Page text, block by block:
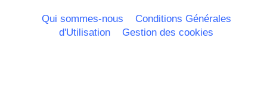
Poitou Charentes
Principauté de Monaco
Provence Alpes Cote d'Azur -
Qui sommes-nous
Conditions Générales
d'Utilisation
Gestion des cookies